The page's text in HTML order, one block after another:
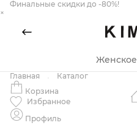
Финальные скидки до -80%!
×
Женское
Главная
Каталог
Корзина
Избранное
Профиль